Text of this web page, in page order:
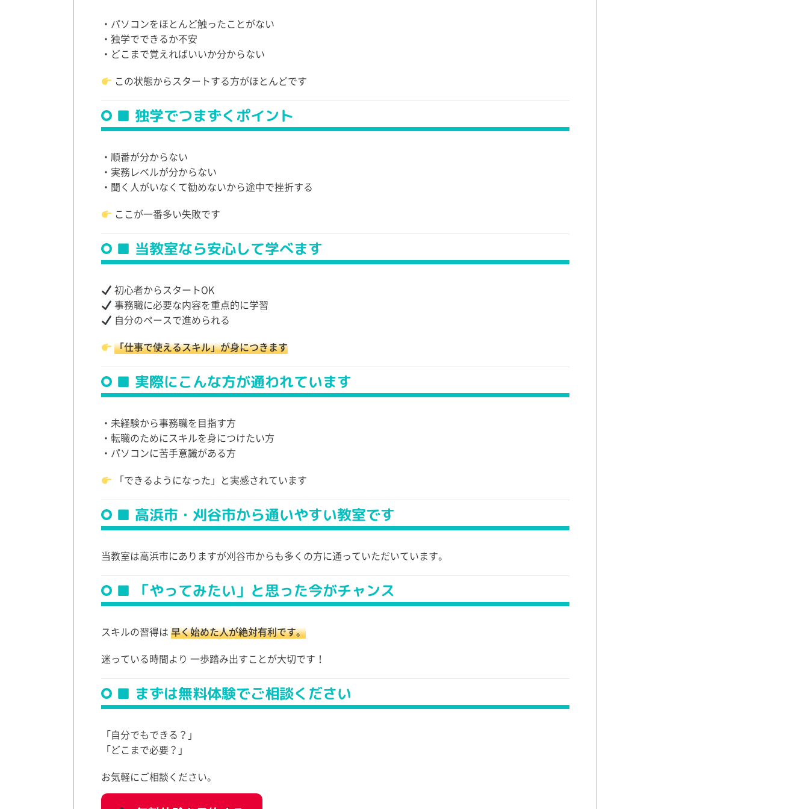
・パソコンをほとんど触ったことがない
・独学でできるか不安
・どこまで覚えればいいか分からない
この状態からスタートする方がほとんどです
■ 独学でつまずくポイント
・順番が分からない
・実務レベルが分からない
・聞く人がいなくて勧めないから途中で挫折する
ここが一番多い失敗です
■ 当教室なら安心して学べます
初心者からスタートOK
事務職に必要な内容を重点的に学習
自分のペースで進められる
「仕事で使えるスキル」が身につきます
■ 実際にこんな方が通われています
・未経験から事務職を目指す方
・転職のためにスキルを身につけたい方
・パソコンに苦手意識がある方
「できるようになった」と実感されています
■ 高浜市・刈谷市から通いやすい教室です
当教室は高浜市にありますが刈谷市からも多くの方に通っていただいています。
■ 「やってみたい」と思った今がチャンス
スキルの習得は 早く始めた人が絶対有利です。
迷っている時間より 一歩踏み出すことが大切です！
■ まずは無料体験でご相談ください
「自分でもできる？」
「どこまで必要？」
お気軽にご相談ください。